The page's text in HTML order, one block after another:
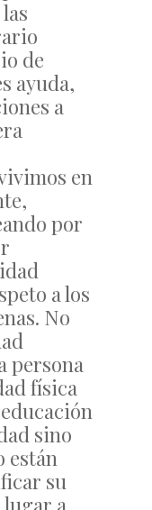
de
ayuda,
a
en
por
a los
No
persona
física
sino
están
su
lugar a